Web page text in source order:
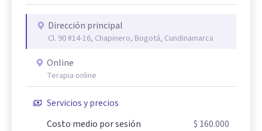
Dirección principal
Cl. 90 #14-16, Chapinero, Bogotá, Cundinamarca
Online
Terapia online
Servicios y precios
Costo medio por sesión
$ 160.000